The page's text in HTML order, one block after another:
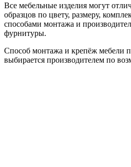
Все мебельные изделия могут
образцов по цвету, размеру,
способами монтажа и
фурнитуры.
Способ монтажа и крепёж мебели
выбирается производителем по